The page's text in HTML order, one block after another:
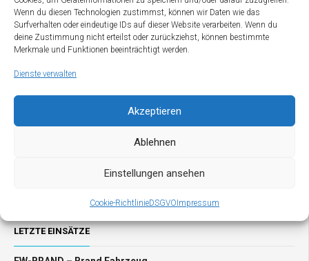
Wenn du diesen Technologien zustimmst, können wir Daten wie das
Surfverhalten oder eindeutige IDs auf dieser Website verarbeiten. Wenn du
deine Zustimmung nicht erteilst oder zurückziehst, können bestimmte
Merkmale und Funktionen beeinträchtigt werden.
Dienste verwalten
Akzeptieren
Ablehnen
Einstellungen ansehen
Cookie-RichtlinieDSGVO Impressum
FW-VERKEHR – Fahrzeugabsturz
LETZTE EINSÄTZE